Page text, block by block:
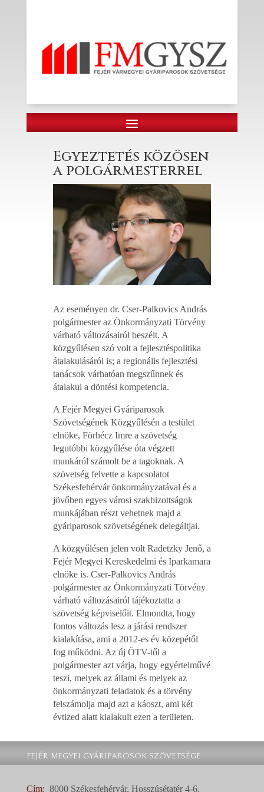
Egyeztetés közösen
a polgármesterrel
Az eseményen dr. Cser-Palkovics András
polgármester az Önkormányzati Törvény
várható változásairól beszélt. A
közgyűlésen szó volt a fejlesztéspolitika
átalakulásáról is; a regionális fejlesztési
tanácsok várhatóan megszűnnek és
átalakul a döntési kompetencia.
A Fejér Megyei Gyáriparosok
Szövetségének Közgyűlésén a testület
elnöke, Förhécz Imre a szövetség
legutóbbi közgyűlése óta végzett
munkáról számolt be a tagoknak. A
szövetség felvette a kapcsolatot
Székesfehérvár önkormányzatával és a
jövőben egyes városi szakbizottságok
munkájában részt vehetnek majd a
gyáriparosok szövetségének delegáltjai.
A közgyűlésen jelen volt Radetzky Jenő, a
Fejér Megyei Kereskedelmi és Iparkamara
elnöke is. Cser-Palkovics András
polgármester az Önkormányzati Törvény
várható változásairól tájékoztatta a
szövetség képviselőit. Elmondta, hogy
fontos változás lesz a járási rendszer
kialakítása, ami a 2012-es év közepétől
fog működni. Az új ÖTV-től a
polgármester azt várja, hogy egyértelművé
teszi, melyek az állami és melyek az
önkormányzati feladatok és a törvény
felszámolja majd azt a káoszt, ami két
évtized alatt kialakult ezen a területen.
FEJÉR MEGYEI GYÁRIPAROSOK SZÖVETSÉGE
Cím: 8000 Székesfehérvár, Hosszúsétatér 4-6.